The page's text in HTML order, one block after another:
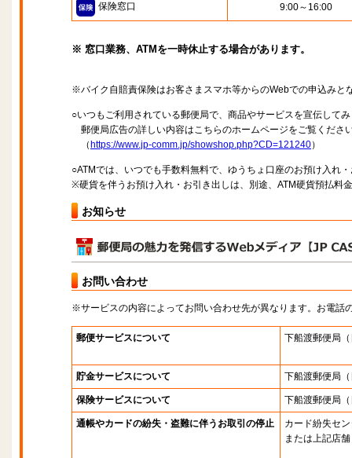
保険窓口 9:00～16:00
※ 窓口業務、ATMを一時休止する場合があります。
※バイク自賠責保険はお客さまスマホ等からのWebでの申込みと
○いつもご利用されている郵便局で、商品やサービスを宣伝して
郵便局広告の詳しい内容はこちらのホームページをご覧くださ
（ https://www.jp-comm.jp/showshop.php?CD=121240）
○ATMでは、いつでも手数料無料で、ゆうちょ口座のお預け入れ
※硬貨を伴うお預け入れ・お引き出しは、別途、ATM硬貨預払料
お知らせ
お問い合わせ
※サービスの内容によってお問い合わせ先が異なります。お電話
郵便サービスについて 下船渡郵便局
貯金サービスについて 下船渡郵便局
保険サービスについて 下船渡郵便局
通帳やカードの紛失・盗難に伴うお取引の停止
カード紛失セ
または上記店舗